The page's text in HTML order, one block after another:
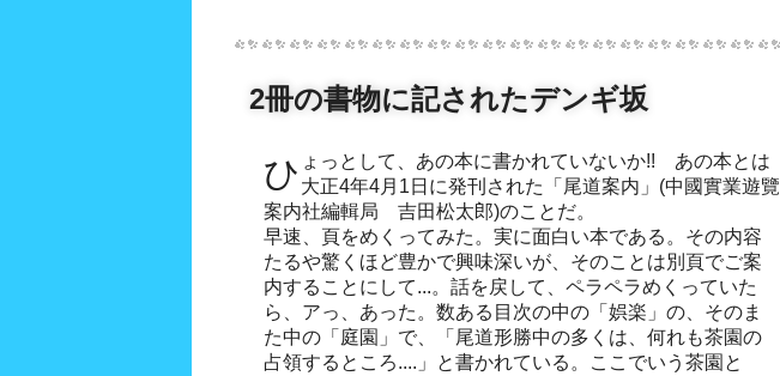
2冊の書物に記されたデンギ坂
ひょっとして、あの本に書かれていないか!! あの本とは 大正4年4月1日に発刊された「尾道案内」(中國實業遊覽
案内社編輯局 吉田松太郎)のことだ。
早速、頁をめくってみた。実に面白い本である。その内容
たるや驚くほど豊かで興味深いが、そのことは別頁でご案
内することにして...。話を戻して、ペラペラめくっていた
ら、アっ、あった。数ある目次の中の「娯楽」の、そのま
た中の「庭園」で、「尾道形勝中の多くは、何れも茶園の
占領するところ....」と書かれている。ここでいう茶園と